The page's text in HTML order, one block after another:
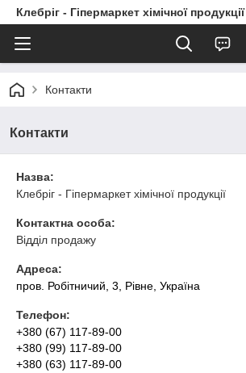
Клебріг - Гіпермаркет хімічної продукції
Контакти
Контакти
Назва:
Клебріг - Гіпермаркет хімічної продукції
Контактна особа:
Відділ продажу
Адреса:
пров. Робітничий, 3, Рівне, Україна
Телефон:
+380 (67) 117-89-00
+380 (99) 117-89-00
+380 (63) 117-89-00